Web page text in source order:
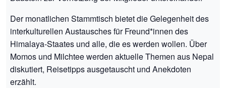
Der monatlichen Stammtisch bietet die Gelegenheit des
interkulturellen Austausches für Freund*innen des
Himalaya-Staates und alle, die es werden wollen. Über
Momos und Milchtee werden aktuelle Themen aus Nepal
diskutiert, Reisetipps ausgetauscht und Anekdoten
erzählt.